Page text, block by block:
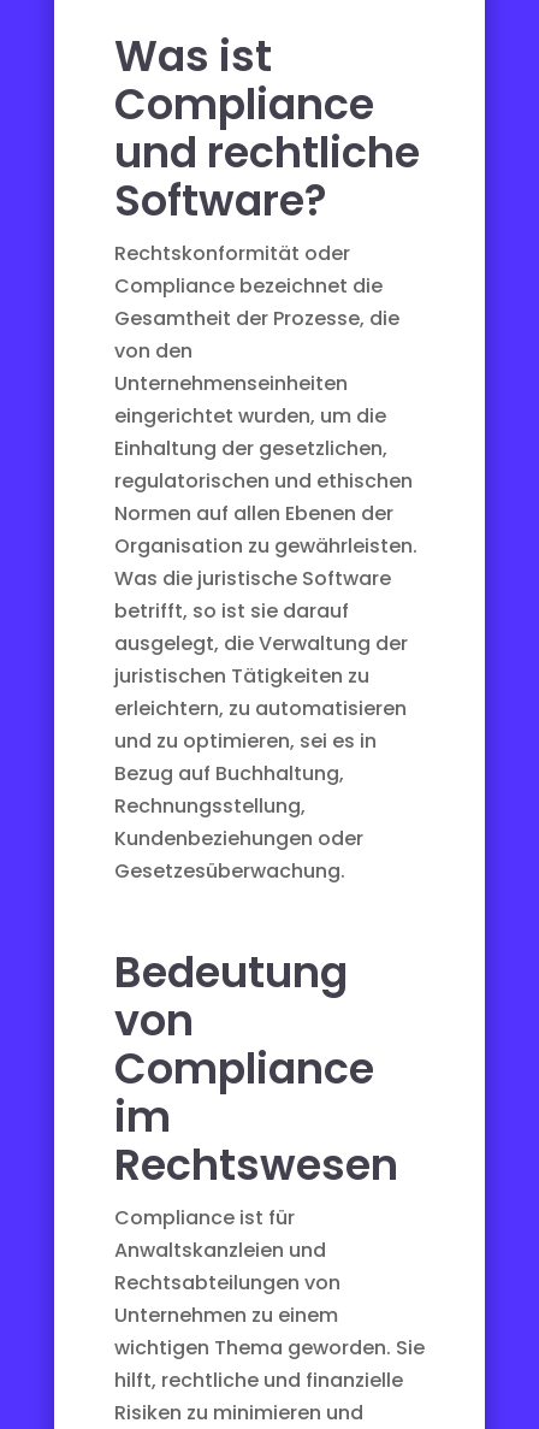
Was ist
Compliance
und rechtliche
Software?
Rechtskonformität oder
Compliance bezeichnet die
Gesamtheit der Prozesse, die
von den
Unternehmenseinheiten
eingerichtet wurden, um die
Einhaltung der gesetzlichen,
regulatorischen und ethischen
Normen auf allen Ebenen der
Organisation zu gewährleisten.
Was die juristische Software
betrifft, so ist sie darauf
ausgelegt, die Verwaltung der
juristischen Tätigkeiten zu
erleichtern, zu automatisieren
und zu optimieren, sei es in
Bezug auf Buchhaltung,
Rechnungsstellung,
Kundenbeziehungen oder
Gesetzesüberwachung.
Bedeutung
von
Compliance
im
Rechtswesen
Compliance ist für
Anwaltskanzleien und
Rechtsabteilungen von
Unternehmen zu einem
wichtigen Thema geworden. Sie
hilft, rechtliche und finanzielle
Risiken zu minimieren und